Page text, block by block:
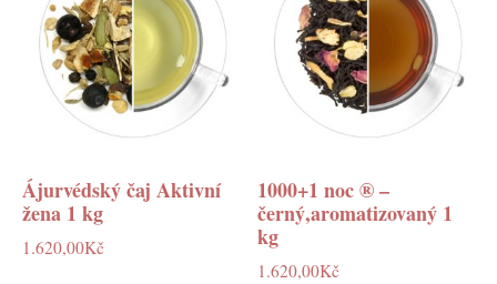
Ájurvédský čaj Aktivní
žena 1 kg
1.620,00Kč
1000+1 noc ® –
černý,aromatizovaný 1
kg
1.620,00Kč